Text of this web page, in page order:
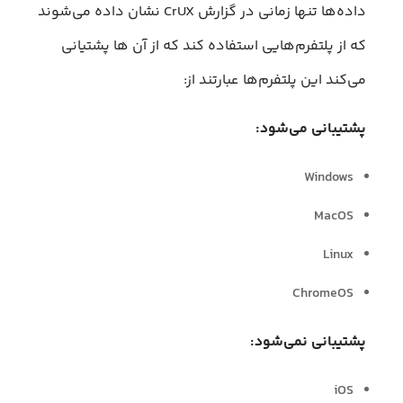
داده‌ها تنها زمانی در گزارش CrUX نشان داده می‌شوند
که از پلتفرم‌هایی استفاده کند که از آن ها پشتیانی
می‌کند این پلتفرم‌ها عبارتند از:
پشتیبانی می‌شود:
Windows
MacOS
Linux
ChromeOS
پشتیبانی نمی‌شود:
iOS